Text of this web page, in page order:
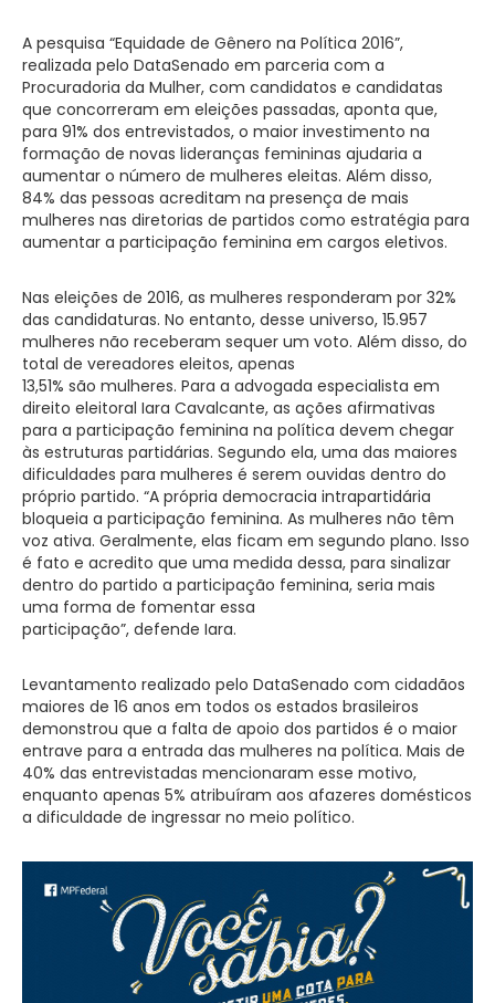
A pesquisa “Equidade de Gênero na Política 2016”,
realizada pelo DataSenado em parceria com a
Procuradoria da Mulher, com candidatos e candidatas
que concorreram em eleições passadas, aponta que,
para 91% dos entrevistados, o maior investimento na
formação de novas lideranças femininas ajudaria a
aumentar o número de mulheres eleitas. Além disso,
84% das pessoas acreditam na presença de mais
mulheres nas diretorias de partidos como estratégia para
aumentar a participação feminina em cargos eletivos.
Nas eleições de 2016, as mulheres responderam por 32%
das candidaturas. No entanto, desse universo, 15.957
mulheres não receberam sequer um voto. Além disso, do
total de vereadores eleitos, apenas
13,51% são mulheres. Para a advogada especialista em
direito eleitoral Iara Cavalcante, as ações afirmativas
para a participação feminina na política devem chegar
às estruturas partidárias. Segundo ela, uma das maiores
dificuldades para mulheres é serem ouvidas dentro do
próprio partido. “A própria democracia intrapartidária
bloqueia a participação feminina. As mulheres não têm
voz ativa. Geralmente, elas ficam em segundo plano. Isso
é fato e acredito que uma medida dessa, para sinalizar
dentro do partido a participação feminina, seria mais
uma forma de fomentar essa
participação”, defende Iara.
Levantamento realizado pelo DataSenado com cidadãos
maiores de 16 anos em todos os estados brasileiros
demonstrou que a falta de apoio dos partidos é o maior
entrave para a entrada das mulheres na política. Mais de
40% das entrevistadas mencionaram esse motivo,
enquanto apenas 5% atribuíram aos afazeres domésticos
a dificuldade de ingressar no meio político.